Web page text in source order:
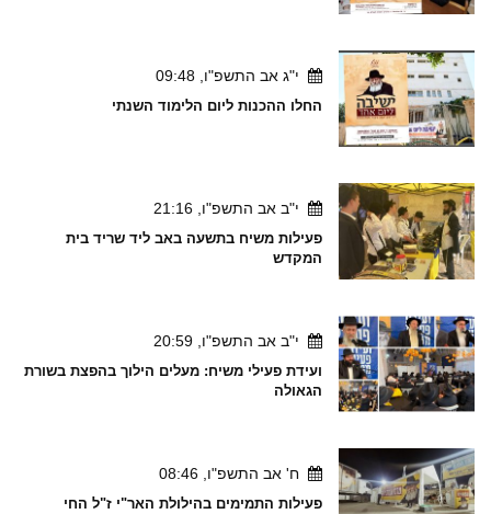
י"ג אב התשפ"ו, 09:48
החלו ההכנות ליום הלימוד השנתי
י"ב אב התשפ"ו, 21:16
פעילות משיח בתשעה באב ליד שריד בית
המקדש
י"ב אב התשפ"ו, 20:59
ועידת פעילי משיח: מעלים הילוך בהפצת בשורת
הגאולה
ח' אב התשפ"ו, 08:46
פעילות התמימים בהילולת האר"י ז"ל החי